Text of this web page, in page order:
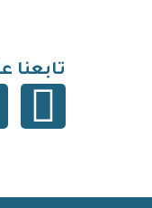
تابعنا